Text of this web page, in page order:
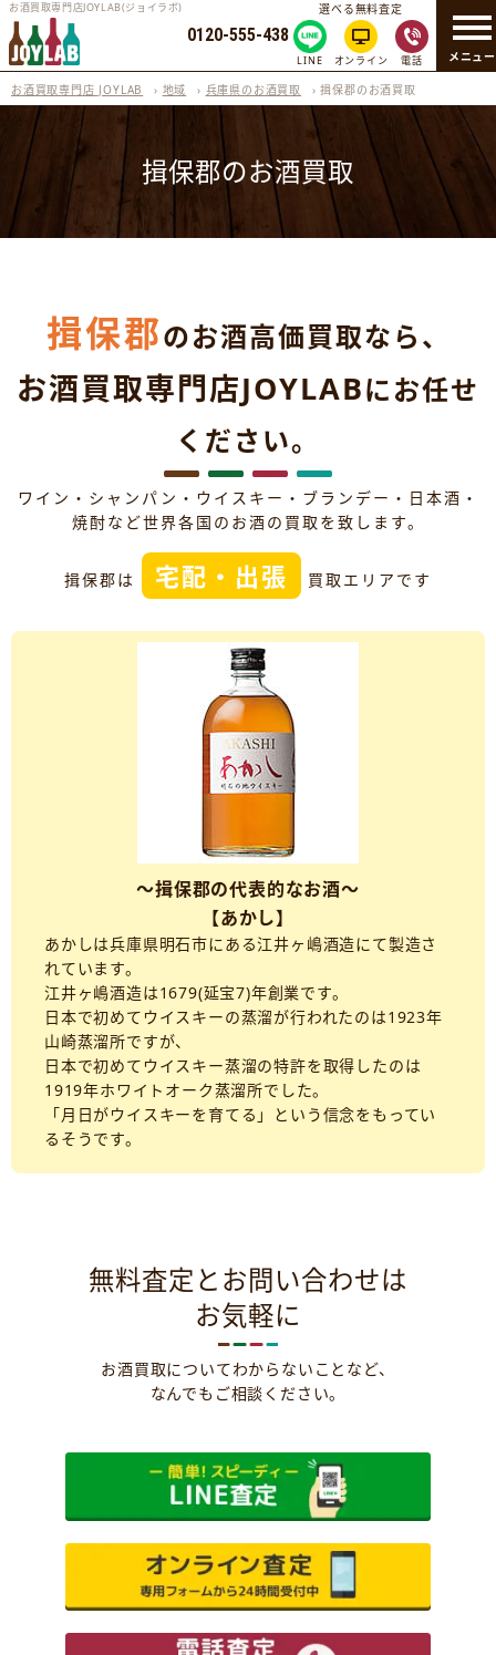
メニュー
お酒買取専門店JOYLAB(ジョイラボ)
0120-555-438
選べる無料査定
LINE オンライン 電話
お酒買取専門店 JOYLAB › 地域 › 兵庫県のお酒買取 ›揖保郡のお酒買取
揖保郡のお酒買取
揖保郡のお酒高価買取なら、
お酒買取専門店JOYLABにお任せ
ください。
ワイン・シャンパン・ウイスキー・ブランデー・日本酒・
焼酎など世界各国のお酒の買取を致します。
揖保郡は 宅配・出張 買取エリアです
～揖保郡の代表的なお酒～
【あかし】
あかしは兵庫県明石市にある江井ヶ嶋酒造にて製造さ
れています。
江井ヶ嶋酒造は1679(延宝7)年創業です。
日本で初めてウイスキーの蒸溜が行われたのは1923年
山崎蒸溜所ですが、
日本で初めてウイスキー蒸溜の特許を取得したのは
1919年ホワイトオーク蒸溜所でした。
「月日がウイスキーを育てる」という信念をもってい
るそうです。
無料査定とお問い合わせは
お気軽に
お酒買取についてわからないことなど、
なんでもご相談ください。